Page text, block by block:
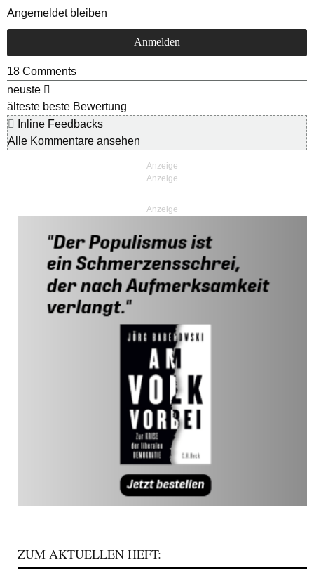
Angemeldet bleiben
18 Comments
neuste
älteste beste Bewertung
Inline Feedbacks
Alle Kommentare ansehen
Anzeige
ZUM AKTUELLEN HEFT: